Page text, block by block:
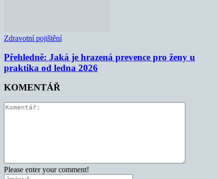
Zdravotní pojištění
Přehledně: Jaká je hrazená prevence pro ženy u
praktika od ledna 2026
KOMENTÁŘ
Please enter your comment!